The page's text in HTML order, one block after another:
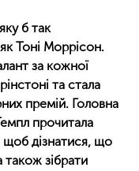
б так
Тоні Моррісон.
за кожної
та стала
премій. Головна
прочитала
щоб дізнатися, що
зібрати